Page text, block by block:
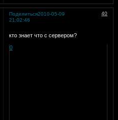
Поделиться 40
2010-05-09
21:02:46
кто знает что с сервером?
0